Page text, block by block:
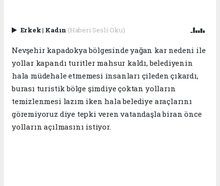
Erkek| Kadın (Haberi Sesli Oku)
Nevşehir kapadokya bölgesinde yağan kar nedeni ile
yollar kapandı turitler mahsur kaldı, belediyenin
hala müdehale etmemesi insanları çileden çıkardı,
burası turistik bölge şimdiye çoktan yolların
temizlenmesi lazım iken hala belediye araçlarını
göremiyoruz diye tepki veren vatandaşla biran önce
yolların açılmasını istiyor.